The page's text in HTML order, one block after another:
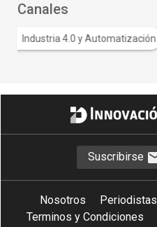
Canales
Industria 4.0 y Automatización
Suscribirse
Nosotros Periodistas
Terminos y Condiciones